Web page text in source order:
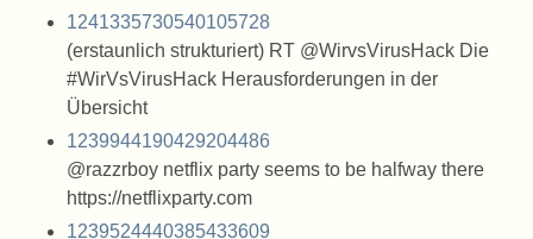
1241335730540105728
(erstaunlich strukturiert) RT @WirvsVirusHack Die
#WirVsVirusHack Herausforderungen in der
Übersicht
1239944190429204486
@razzrboy netflix party seems to be halfway there
https://netflixparty.com
1239524440385433609